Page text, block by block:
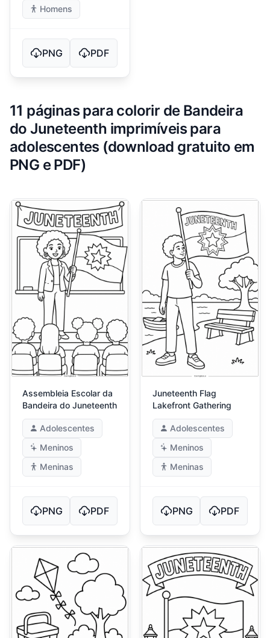
Homens
PNG PDF
11 páginas para colorir de Bandeira
do Juneteenth imprimíveis para
adolescentes (download gratuito em
PNG e PDF)
Assembleia Escolar da
Bandeira do Juneteenth
Adolescentes
Meninos
Meninas
PNG PDF
Juneteenth Flag
Lakefront Gathering
Adolescentes
Meninos
Meninas
PNG PDF